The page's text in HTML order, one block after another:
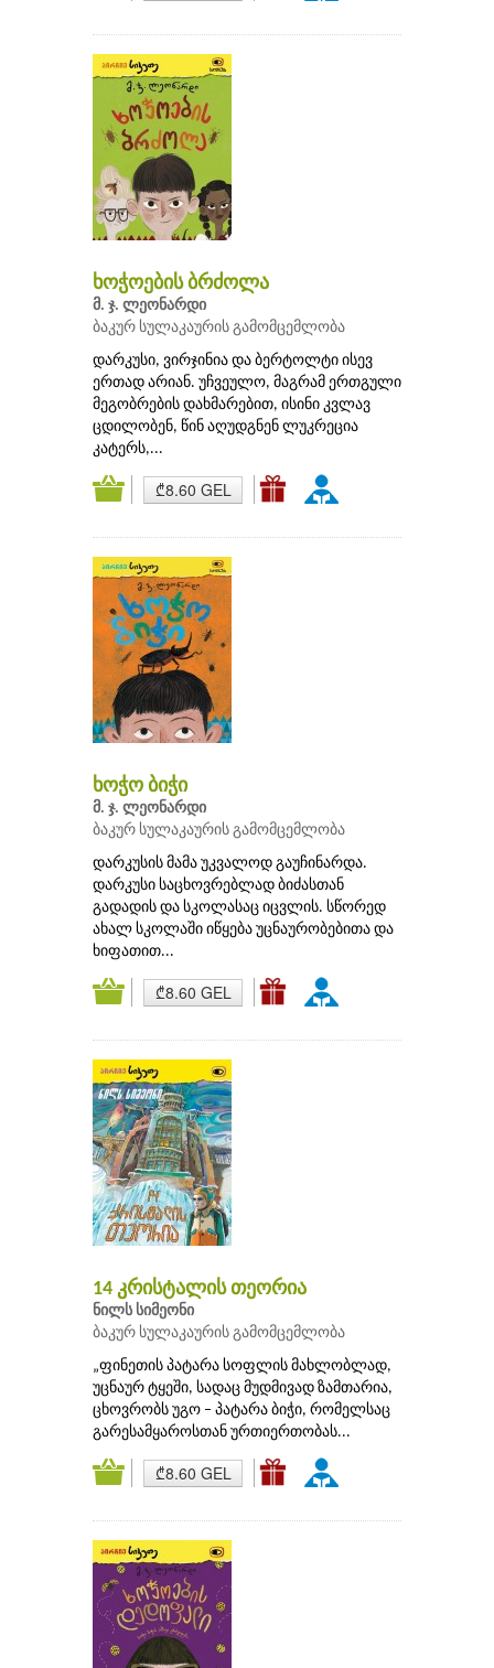
ხოჭოების ბრძოლა
მ. ჯ. ლეონარდი
ბაკურ სულაკაურის გამომცემლობა
დარკუსი, ვირჯინია და ბერტოლტი ისევ
ერთად არიან. უჩვეულო, მაგრამ ერთგული
მეგობრების დახმარებით, ისინი კვლავ
ცდილობენ, წინ აღუდგნენ ლუკრეცია
კატერს,...
₾8.60 GEL
ხოჭო ბიჭი
მ. ჯ. ლეონარდი
ბაკურ სულაკაურის გამომცემლობა
დარკუსის მამა უკვალოდ გაუჩინარდა.
დარკუსი საცხოვრებლად ბიძასთან
გადადის და სკოლასაც იცვლის. სწორედ
ახალ სკოლაში იწყება უცნაურობებითა და
ხიფათით...
₾8.60 GEL
14 კრისტალის თეორია
ნილს სიმეონი
ბაკურ სულაკაურის გამომცემლობა
„ფინეთის პატარა სოფლის მახლობლად,
უცნაურ ტყეში, სადაც მუდმივად ზამთარია,
ცხოვრობს უგო – პატარა ბიჭი, რომელსაც
გარესამყაროსთან ურთიერთობას...
₾8.60 GEL